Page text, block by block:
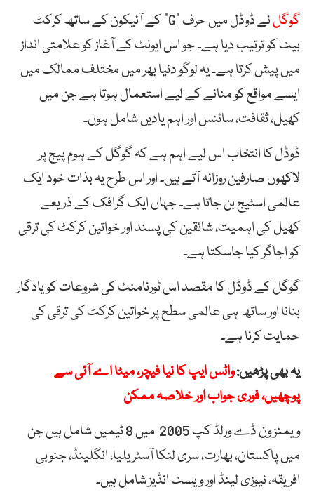
گوگل
نے ڈوڈل میں حرف “G” کے آئیکون کے ساتھ کرکٹ
بیٹ کو ترتیب دیا ہے۔ جو اس ایونٹ کے آغاز کو علامتی انداز
میں پیش کرتا ہے۔ یہ لوگو دنیا بھر میں مختلف ممالک میں
ایسے مواقع کو منانے کے لیے استعمال ہوتا ہے جن میں
کھیل، ثقافت، سائنس اور اہم یادیں شامل ہوں۔
ڈوڈل کا انتخاب اس لیے اہم ہے کہ گوگل کے ہوم پیج پر
لاکھوں صارفین روزانہ آتے ہیں۔ اور اس طرح یہ بذات خود ایک
عالمی اسٹیج بن جاتا ہے۔ جہاں ایک گرافک کے ذریعے
کھیل کی اہمیت، شائقین کی پسند اور خواتین کرکٹ کی ترقی
کو اجاگر کیا جاسکتا ہے۔
گوگل کے ڈوڈل کا مقصد اس ٹورنامنٹ کی شروعات کو یادگار
بنانا اور ساتھ ہی عالمی سطح پر خواتین کرکٹ کی ترقی کی
حمایت کرنا ہے۔
یہ بھی پڑھیں:واٹس ایپ کا نیا فیچر، میٹا اے آئی سے
پوچھیں، فوری جواب اور خلاصہ ممکن
ویمنز ون ڈے ورلڈ کپ 2005 میں 8 ٹیمیں شامل ہیں جن
میں پاکستان، بھارت، سری لنکا آسٹریلیا، انگلینڈ، جنوبی
افریقہ، نیوزی لینڈ اور ویسٹ انڈیز شامل ہیں۔